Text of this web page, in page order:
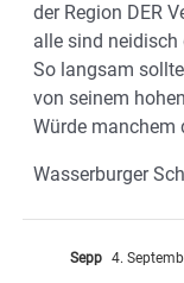
der Region DER
alle sind neidisch
So langsam
von seinem
Würde manchem
Wasserburger
Sepp 4.